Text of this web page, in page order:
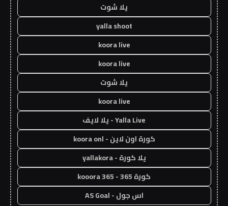
يلا شوت
yalla shoot
koora live
koora live
يلا شوت
koora live
Yalla Live - يلا لايف
كورة اون لاين - koora onl
يلا كورة - yallakora
كورة 365 - kooora 365
اس جول - AS Goal